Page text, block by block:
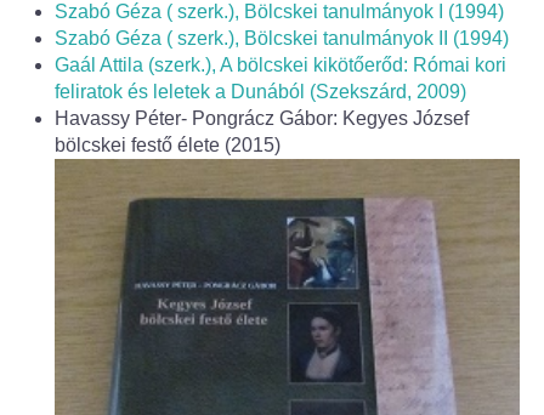
Szabó Géza ( szerk.), Bölcskei tanulmányok I (1994)
Szabó Géza ( szerk.), Bölcskei tanulmányok II (1994)
Gaál Attila (szerk.), A bölcskei kikötőerőd: Római kori
feliratok és leletek a Dunából (Szekszárd, 2009)
Havassy Péter- Pongrácz Gábor: Kegyes József
bölcskei festő élete (2015)